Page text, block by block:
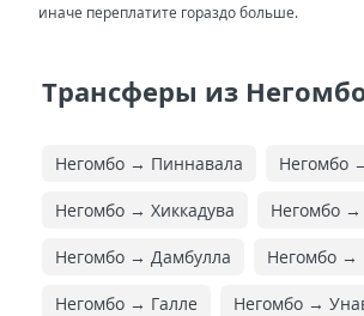
иначе переплатите гораздо больше.
Трансферы из
Негомбо → Пиннавала Негомбо
Негомбо → Хиккадува Негомбо
Негомбо → Дамбулла Негомбо →
Негомбо → Галле Негомбо →